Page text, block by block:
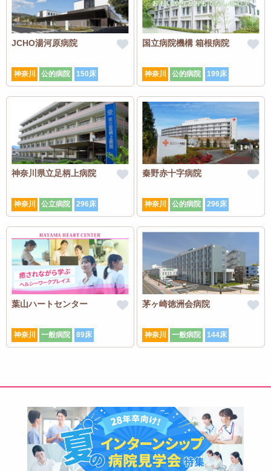
JCHO湯河原病院
神奈川 公的病院 150床
国立病院機構 箱根病院
神奈川 公的病院 199床
神奈川県立足柄上病院
神奈川 公立病院 296床
秦野赤十字病院
神奈川 公的病院 296床
葉山ハートセンター
神奈川 一般病院 89床
茅ヶ崎徳洲会病院
神奈川 一般病院 144床